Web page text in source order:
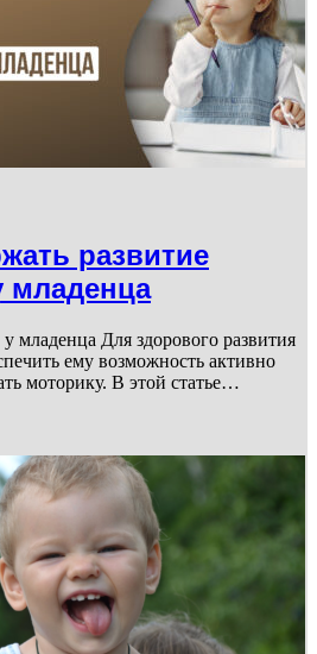
развитие
младенца
младенца Для здорового развития
ему возможность активно
моторику. В этой статье…